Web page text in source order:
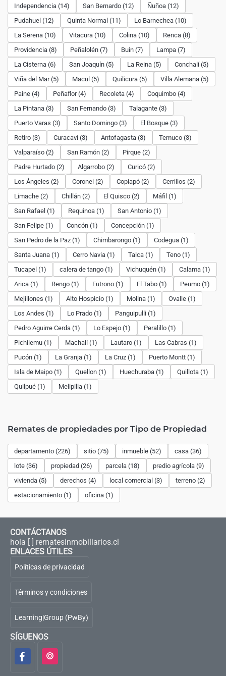
Independencia (14)
San Bernardo (12)
Ñuñoa (12)
Pudahuel (12)
Quinta Normal (11)
Lo Barnechea (10)
La Serena (10)
Vitacura (10) Colina (10)
Renca (8)
Providencia (8)
Peñalolén (7) Buin (7)
Lampa (7)
La Cisterna (6)
San Joaquín (5) La Reina (5)
Conchalí (5)
Viña del Mar (5)
Macul (5) Quilicura (5)
Villa Alemana (5)
Paine (4)
Peñaflor (4) Recoleta (4)
Coquimbo (4)
La Pintana (3)
San Fernando (3)
Talagante (3)
Puerto Varas (3)
Santo Domingo (3)
El Bosque (3)
Retiro (3)
Curacaví (3) Antofagasta (3)
Temuco (3)
Valparaíso (2)
San Ramón (2)
Pirque (2)
Padre Hurtado (2)
Algarrobo (2)
Curicó (2)
Los Ángeles (2)
Coronel (2) Copiapó (2)
Cerrillos (2)
Limache (2)
Chillán (2) El Quisco (2)
Máfil (1)
San Rafael (1)
Requinoa (1)
San Antonio (1)
San Felipe (1)
Concón (1)
Concepción (1)
San Pedro de la Paz (1)
Chimbarongo (1)
Codegua (1)
Santa Juana (1)
Cerro Navia (1) Talca (1)
Teno (1)
Tucapel (1)
calera de tango (1) Vichuquén (1)
Calama (1)
Arica (1)
Rengo (1) Futrono (1) El Tabo (1)
Peumo (1)
Mejillones (1)
Alto Hospicio (1) Molina (1)
Ovalle (1)
Los Andes (1)
Lo Prado (1)
Panguipulli (1)
Pedro Aguirre Cerda (1)
Lo Espejo (1)
Peralillo (1)
Pichilemu (1)
Machalí (1) Lautaro (1)
Las Cabras (1)
Pucón (1)
La Granja (1) La Cruz (1)
Puerto Montt (1)
Isla de Maipo (1)
Quellon (1) Huechuraba (1)
Quillota (1)
Quilpué (1)
Melipilla (1)
Remates de propiedades por Tipo de Propiedad
departamento (226) sitio (75) inmueble (52)
casa (36)
lote (36)
propiedad (26) parcela (18)
predio agrícola (9)
vivienda (5)
derechos (4) local comercial (3)
terreno (2)
estacionamiento (1)
oficina (1)
CONTÁCTANOS
hola [ ] rematesinmobiliarios.cl
ENLACES ÚTILES
Políticas de privacidad
Términos y condiciones
Learning|Group (PwBy)
SÍGUENOS